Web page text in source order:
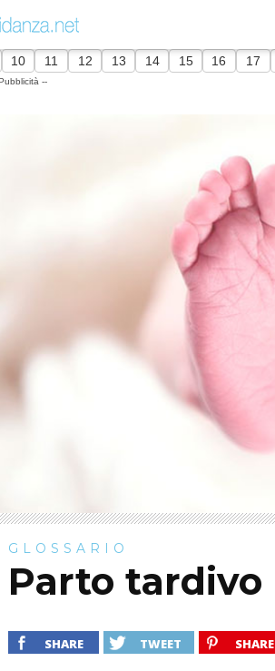
10 11 12 13 14 15 16 17
--
GLOSSARIO
Parto tardivo
SHARE TWEET SHARE